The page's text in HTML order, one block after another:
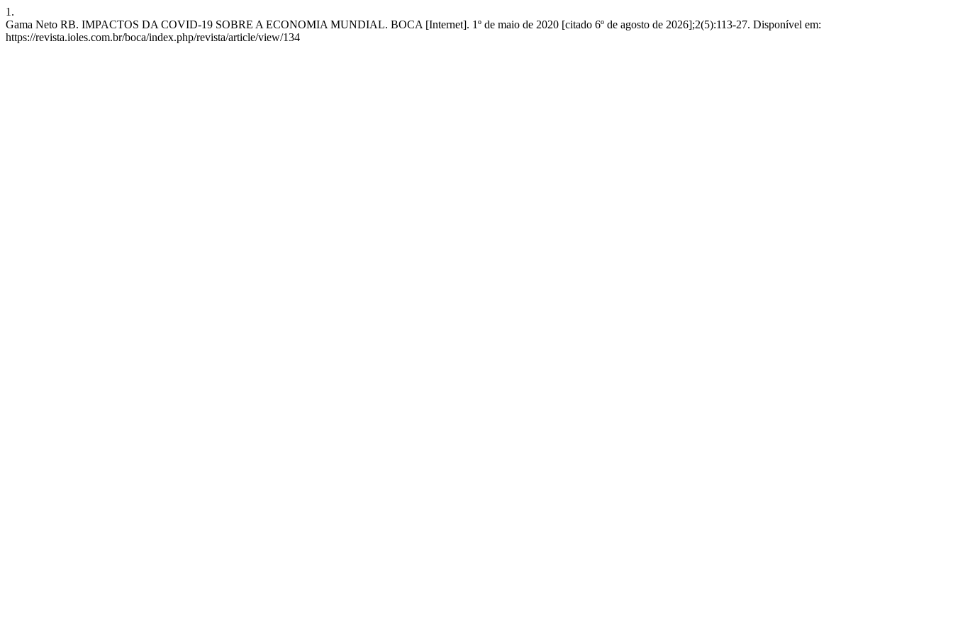
1.
Gama Neto RB. IMPACTOS DA COVID-19 SOBRE A ECONOMIA MUNDIAL. BOCA [Internet]. 1º de maio de 2020 [citado 6º de agosto de 2026];2(5):113-27. Disponível em:
https://revista.ioles.com.br/boca/index.php/revista/article/view/134